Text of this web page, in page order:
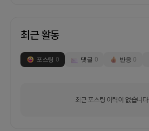
최근 활동
포스팅 0 댓글 0 반응 0
최근 포스팅 이력이 없습니다